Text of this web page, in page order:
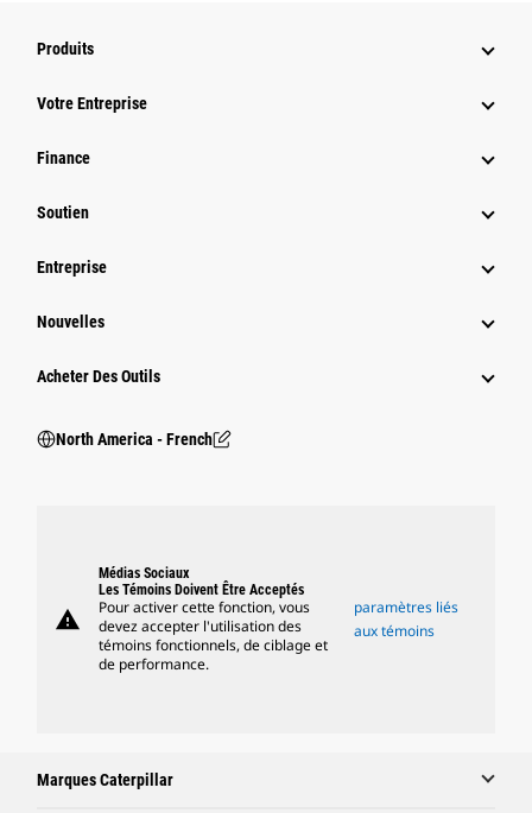
Produits
Votre Entreprise
Finance
Soutien
Entreprise
Nouvelles
Acheter Des Outils
North America - French
warning
Médias Sociaux
Les Témoins Doivent Être Acceptés
Pour activer cette fonction, vous
devez accepter l'utilisation des
témoins fonctionnels, de ciblage et
de performance.
paramètres liés
aux témoins
Marques Caterpillar